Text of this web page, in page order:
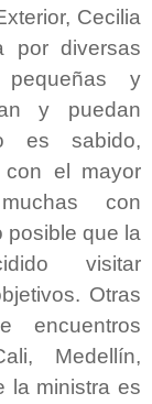
Cecilia
por diversas
y
y puedan
es sabido,
el mayor
con
posible que la
visitar
Otras
encuentros
Medellín,
la ministra es